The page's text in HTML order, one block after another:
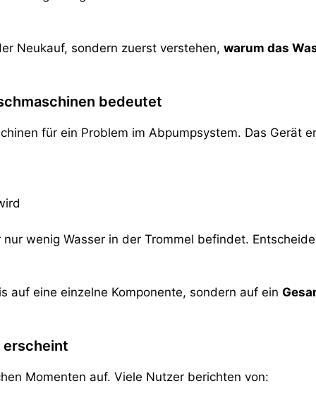
Neukauf, sondern zuerst verstehen, warum das
bedeutet
für ein Problem im Abpumpsystem. Das Gerät
wenig Wasser in der Trommel befindet.
auf eine einzelne Komponente, sondern auf ein
erscheint
Momenten auf. Viele Nutzer berichten von: